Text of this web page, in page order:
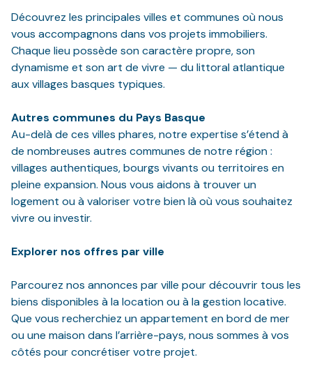
NOS
VILLES
DOSSIER DE
CANDIDATURE
NOS
PRESTATIONS
CONTACT
Découvrez les principales villes et communes où nous
vous accompagnons dans vos projets immobiliers.
Chaque lieu possède son caractère propre, son
dynamisme et son art de vivre — du littoral atlantique
aux villages basques typiques.
Autres communes du Pays Basque
Au-delà de ces villes phares, notre expertise s’étend à
de nombreuses autres communes de notre région :
villages authentiques, bourgs vivants ou territoires en
pleine expansion. Nous vous aidons à trouver un
logement ou à valoriser votre bien là où vous souhaitez
vivre ou investir.
Explorer nos offres par ville
Parcourez nos annonces par ville pour découvrir tous les
biens disponibles à la location ou à la gestion locative.
Que vous recherchiez un appartement en bord de mer
ou une maison dans l’arrière-pays, nous sommes à vos
côtés pour concrétiser votre projet.